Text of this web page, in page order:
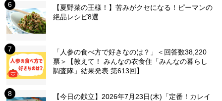
【夏野菜の王様！】苦みがクセになる！ピーマンの
絶品レシピ8選
「人参の食べ方で好きなのは？」＜回答数38,220
票＞【教えて！ みんなの衣食住「みんなの暮らし
調査隊」結果発表 第613回】
【今日の献立】2026年7月23日(木)「定番！カレイ